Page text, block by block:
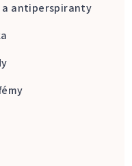
a antiperspiranty